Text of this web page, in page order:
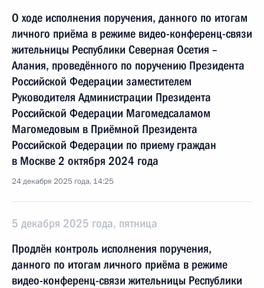
О ходе исполнения поручения, данного по итогам
личного приёма в режиме видео-конференц-связи
жительницы Республики Северная Осетия –
Алания, проведённого по поручению Президента
Российской Федерации заместителем
Руководителя Администрации Президента
Российской Федерации Магомедсаламом
Магомедовым в Приёмной Президента
Российской Федерации по приему граждан
в Москве 2 октября 2024 года
24 декабря 2025 года, 14:25
5 декабря 2025 года, пятница
Продлён контроль исполнения поручения,
данного по итогам личного приёма в режиме
видео-конференц-связи жительницы Республики